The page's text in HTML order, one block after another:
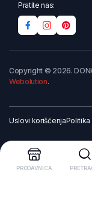
Pratite nas:
Copyright © 2026.
Webolution.
Uslovi korišćenja
PRODAVNICA